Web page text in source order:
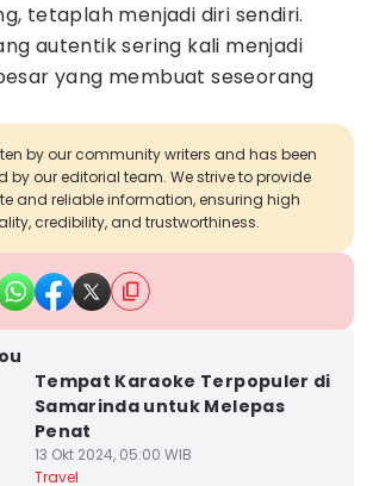
tetaplah menjadi diri sendiri.
autentik sering kali menjadi
yang membuat seseorang
by our community writers and has been
by our editorial team. We strive to provide
and reliable information, ensuring high
credibility, and trustworthiness.
Tempat Karaoke Terpopuler di
Samarinda untuk Melepas
Penat
13 Okt 2024, 05:00 WIB
Travel